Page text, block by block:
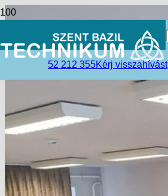
52 212 355Kérj visszahívást